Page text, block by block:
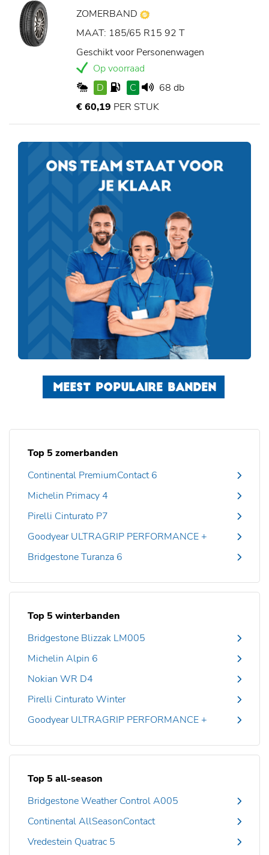
ZOMERBAND
MAAT: 185/65 R15 92 T
Geschikt voor Personenwagen
Op voorraad
D
C
68 db
€ 60,19 PER STUK
MEEST POPULAIRE BANDEN
Top 5 zomerbanden
Continental PremiumContact 6
Michelin Primacy 4
Pirelli Cinturato P7
Goodyear ULTRAGRIP PERFORMANCE +
Bridgestone Turanza 6
Top 5 winterbanden
Bridgestone Blizzak LM005
Michelin Alpin 6
Nokian WR D4
Pirelli Cinturato Winter
Goodyear ULTRAGRIP PERFORMANCE +
Top 5 all-season
Bridgestone Weather Control A005
Continental AllSeasonContact
Vredestein Quatrac 5